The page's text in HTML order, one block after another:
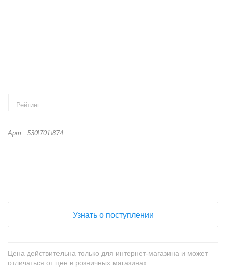
Рейтинг:
Арт.: 530\701\874
Узнать о поступлении
Цена действительна только для интернет-магазина и может
отличаться от цен в розничных магазинах.